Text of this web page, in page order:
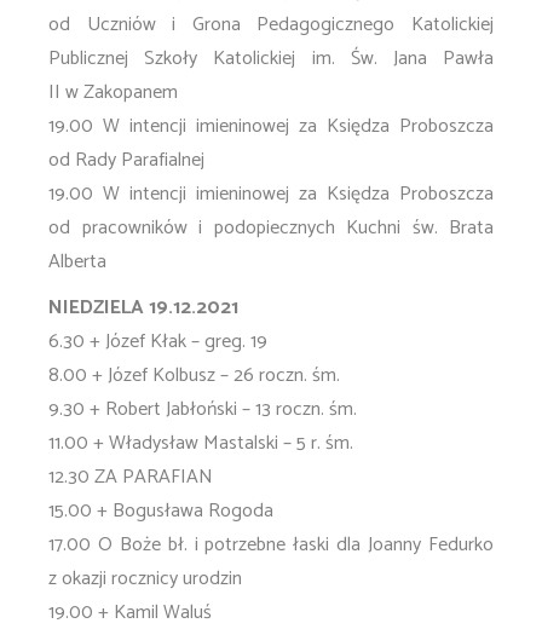
od Uczniów i Grona Pedagogicznego Katolickiej
Publicznej Szkoły Katolickiej im. Św. Jana Pawła
II w Zakopanem
19.00 W intencji imieninowej za Księdza Proboszcza
od Rady Parafialnej
19.00 W intencji imieninowej za Księdza Proboszcza
od pracowników i podopiecznych Kuchni św. Brata
Alberta
NIEDZIELA 19.12.2021
6.30 + Józef Kłak – greg. 19
8.00 + Józef Kolbusz – 26 roczn. śm.
9.30 + Robert Jabłoński – 13 roczn. śm.
11.00 + Władysław Mastalski – 5 r. śm.
12.30 ZA PARAFIAN
15.00 + Bogusława Rogoda
17.00 O Boże bł. i potrzebne łaski dla Joanny Fedurko
z okazji rocznicy urodzin
19.00 + Kamil Waluś